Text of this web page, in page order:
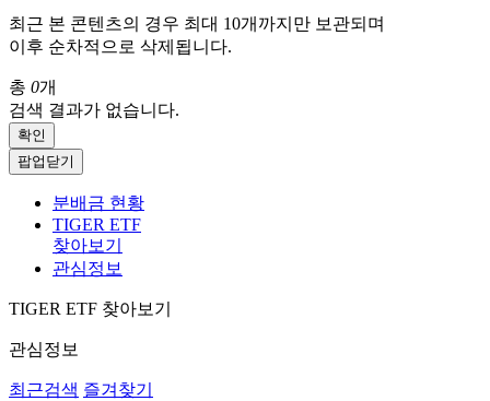
최근 본 콘텐츠의 경우 최대 10개까지만 보관되며
이후 순차적으로 삭제됩니다.
총 0개
검색 결과가 없습니다.
확인
팝업닫기
분배금 현황
TIGER ETF
찾아보기
관심정보
TIGER ETF 찾아보기
관심정보
최근검색 즐겨찾기